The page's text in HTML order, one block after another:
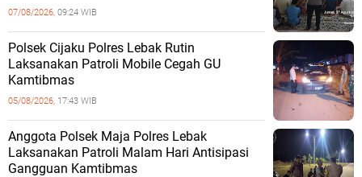
07/08/2026, 09:24 WIB
Polsek Cijaku Polres Lebak Rutin
Laksanakan Patroli Mobile Cegah GU
Kamtibmas
05/08/2026, 17:43 WIB
Anggota Polsek Maja Polres Lebak
Laksanakan Patroli Malam Hari Antisipasi
Gangguan Kamtibmas